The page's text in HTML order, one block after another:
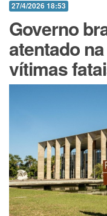
27/4/2026 18:53
Governo
atentado
vítimas